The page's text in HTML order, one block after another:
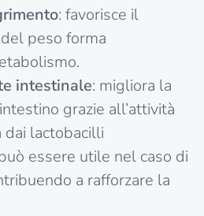
: favorisce il
peso forma
intestinale: migliora la
grazie all’attività
lactobacilli
essere utile nel caso di
a rafforzare la